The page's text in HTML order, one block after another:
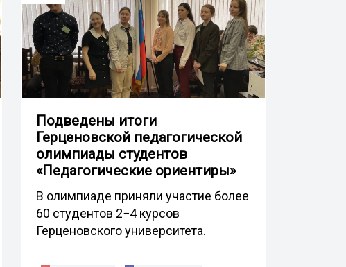
Подведены итоги
Герценовской педагогической
олимпиады студентов
«Педагогические ориентиры»
В олимпиаде приняли участие более
60 студентов 2−4 курсов
Герценовского университета.